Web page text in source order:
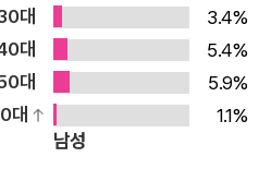
이 형상화한다. 타인의 삶에
하는 것 자체가 거대한 폭력이
는 명목으로 타인의 삶에 간
이 결국 삶을 그르치는 결정
준다. 이것이 ‘사랑’의 어두운
대
3.4%
대
5.4%
대
5.9%
대 1.1%
남성